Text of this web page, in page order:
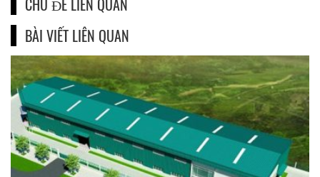
CHỦ ĐỀ LIÊN QUAN
BÀI VIẾT LIÊN QUAN